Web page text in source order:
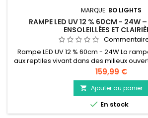
MARQUE: BO LIGHTS
RAMPE LED UV 12 % 60CM - 24W
ENSOLEILLÉES ET
Rampe LED UV 12 % 60cm - 24W La
aux reptiles vivant dans des milieux
d’ombres régulières. Elle apporte une
correspond aux besoins de
arboricoles et terrestres. Exemples
panthères (Furcifer pardalis), agames
varans arboricoles,...
Prix
159,99 €
 Ajouter au panier
 En stock